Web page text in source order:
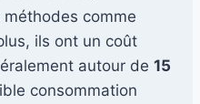
méthodes comme
ils ont un coût
autour de 15
consommation